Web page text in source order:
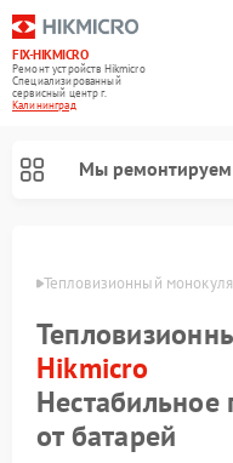
FIX-HIKMICRO
Ремонт устройств Hikmicro
Специализированный
cервисный центр г.
Калининград
Мы ремонтируем
Тепловизионный
Hikmicro
Нестабильное
от батарей